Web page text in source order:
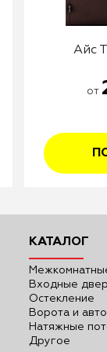
Айс
от
КАТАЛОГ
Входные
Остекление
Ворота и
Натяжные
Другое